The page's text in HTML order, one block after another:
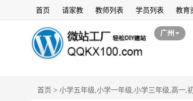
首页 请家教 教师列表 学员列表 教育
广州
首页 > 小学五年级,小学一年级,小学三年级,高一,